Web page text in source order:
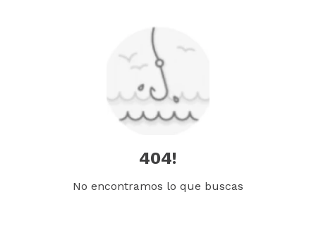
404!
No encontramos lo que buscas